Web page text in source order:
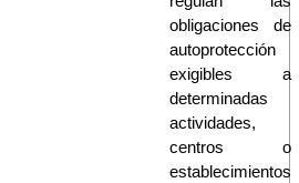
obligaciones de
autoprotección
exigibles a
determinadas
actividades,
centros o
establecimientos